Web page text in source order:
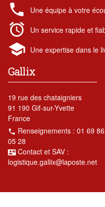
local_phone Une équipe à votre
alarm Un service rapide et
school Une expertise dans le
Gallix
19 rue des chataigniers
91 190 Gif-sur-Yvette
France
local_phone Renseignements : 01 69 86
05 28
contact_mail Contact et SAV :
logistique.gallix@laposte.net